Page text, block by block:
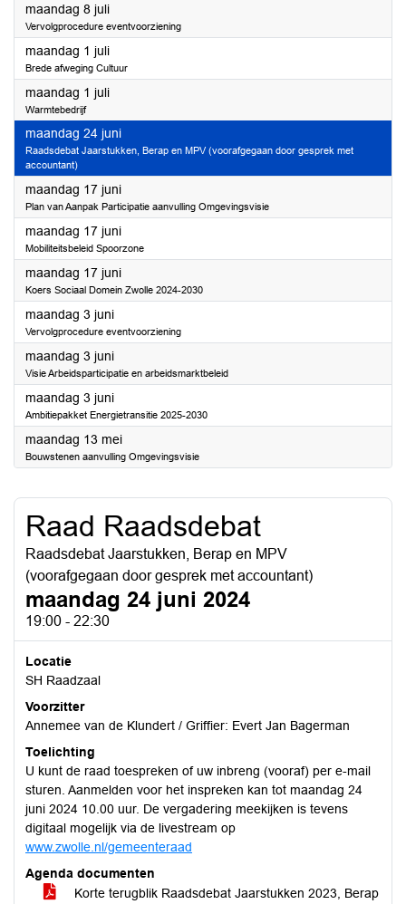
maandag 8 juli2024
Vervolgprocedure eventvoorziening
maandag 1 juli2024
Brede afweging Cultuur
maandag 1 juli2024
Warmtebedrijf
maandag 24 juni2024
Raadsdebat Jaarstukken, Berap en MPV (voorafgegaan door gesprek met
accountant)
maandag 17 juni2024
Plan van Aanpak Participatie aanvulling Omgevingsvisie
maandag 17 juni2024
Mobiliteitsbeleid Spoorzone
maandag 17 juni2024
Koers Sociaal Domein Zwolle 2024-2030
maandag 3 juni2024
Vervolgprocedure eventvoorziening
maandag 3 juni2024
Visie Arbeidsparticipatie en arbeidsmarktbeleid
maandag 3 juni2024
Ambitiepakket Energietransitie 2025-2030
maandag 13 mei2024
Bouwstenen aanvulling Omgevingsvisie
Raad Raadsdebat
Raadsdebat Jaarstukken, Berap en MPV
(voorafgegaan door gesprek met accountant)
maandag 24 juni 2024
19:00 - 22:30
Locatie
SH Raadzaal
Voorzitter
Annemee van de Klundert / Griffier: Evert Jan Bagerman
Toelichting
U kunt de raad toespreken of uw inbreng (vooraf) per e-mail
sturen. Aanmelden voor het inspreken kan tot maandag 24
juni 2024 10.00 uur. De vergadering meekijken is tevens
digitaal mogelijk via de livestream op
www.zwolle.nl/gemeenteraad
Agenda documenten
Korte terugblik Raadsdebat Jaarstukken 2023, Berap